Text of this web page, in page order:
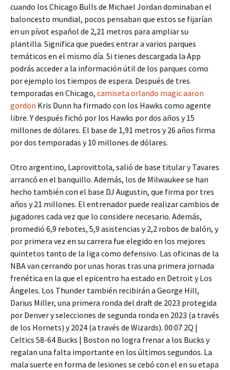
cuando los Chicago Bulls de Michael Jordan dominaban el
baloncesto mundial, pocos pensaban que estos se fijarían
en un pívot español de 2,21 metros para ampliar su
plantilla. Significa que puedes entrar a varios parques
temáticos en el mismo día. Si tienes descargada la App
podrás acceder a la información útil de los parques como
por ejemplo los tiempos de espera. Después de tres
temporadas en Chicago, camiseta orlando magic aaron
gordon Kris Dunn ha firmado con los Hawks como agente
libre. Y después fichó por los Hawks por dos años y 15
millones de dólares. El base de 1,91 metros y 26 años firma
por dos temporadas y 10 millones de dólares.
Otro argentino, Laprovittola, salió de base titular y Tavares
arrancó en el banquillo. Además, los de Milwaukee se han
hecho también con el base DJ Augustin, que firma por tres
años y 21 millones. El entrenador puede realizar cambios de
jugadores cada vez que lo considere necesario. Además,
promedió 6,9 rebotes, 5,9 asistencias y 2,2 robos de balón, y
por primera vez en su carrera fue elegido en los mejores
quintetos tanto de la liga como defensivo. Las oficinas de la
NBA van cerrando por unas horas tras una primera jornada
frenética en la que el epicentro ha estado en Detroit y Los
Ángeles. Los Thunder también recibirán a George Hill,
Darius Miller, una primera ronda del draft de 2023 protegida
por Denver y selecciones de segunda ronda en 2023 (a través
de los Hornets) y 2024 (a través de Wizards). 00:07 2Q |
Celtics 58-64 Bucks | Boston no logra frenar a los Bucks y
regalan una falta importante en los últimos segundos. La
mala suerte en forma de lesiones se cebó con el en su etapa